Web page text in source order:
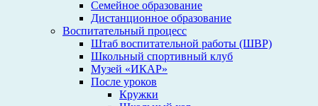
Семейное образование
Дистанционное образование
Воспитательный процесс
Штаб воспитательной работы (ШВР)
Школьный спортивный клуб
Музей «ИКАР»
После уроков
Кружки